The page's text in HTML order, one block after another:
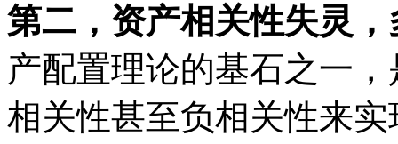
第二，资产相关性失灵
产配置理论的基石之一
相关性甚至负相关性来